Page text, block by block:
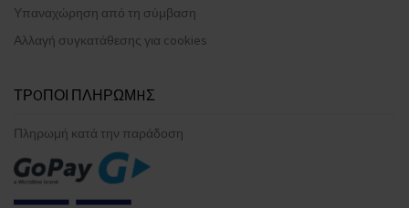
Υπαναχώρηση από τη σύμβαση
Αλλαγή συγκατάθεσης για cookies
ΤΡOΠΟΙ ΠΛΗΡΩΜHΣ
Πληρωμή κατά την παράδοση